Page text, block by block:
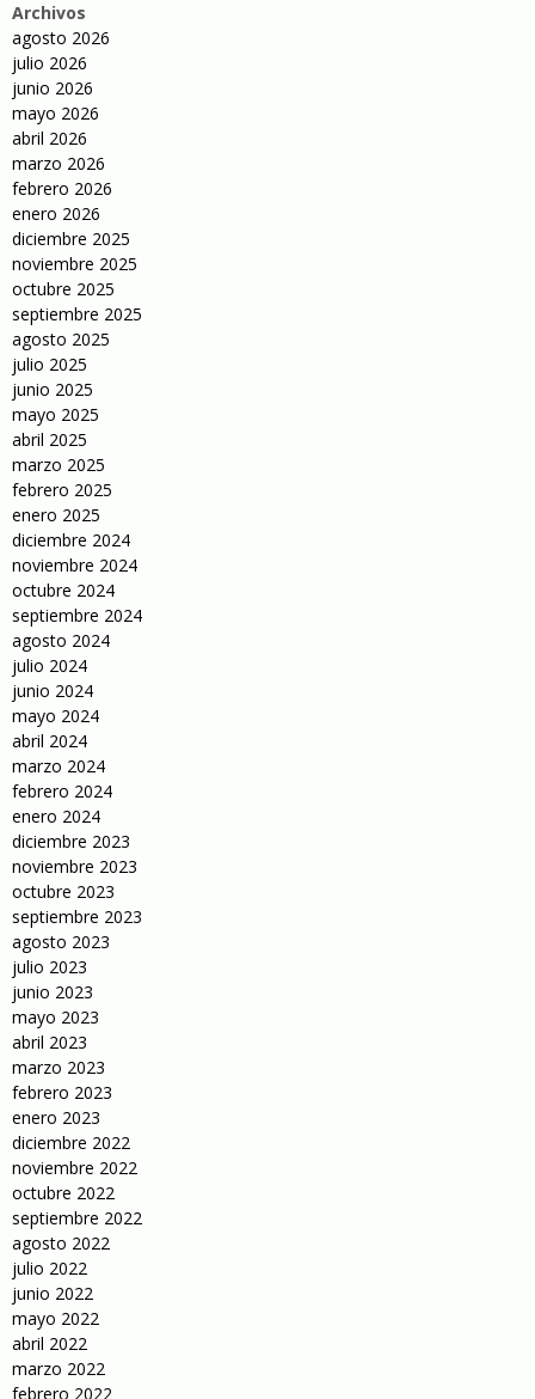
Archivos
agosto 2026
julio 2026
junio 2026
mayo 2026
abril 2026
marzo 2026
febrero 2026
enero 2026
diciembre 2025
noviembre 2025
octubre 2025
septiembre 2025
agosto 2025
julio 2025
junio 2025
mayo 2025
abril 2025
marzo 2025
febrero 2025
enero 2025
diciembre 2024
noviembre 2024
octubre 2024
septiembre 2024
agosto 2024
julio 2024
junio 2024
mayo 2024
abril 2024
marzo 2024
febrero 2024
enero 2024
diciembre 2023
noviembre 2023
octubre 2023
septiembre 2023
agosto 2023
julio 2023
junio 2023
mayo 2023
abril 2023
marzo 2023
febrero 2023
enero 2023
diciembre 2022
noviembre 2022
octubre 2022
septiembre 2022
agosto 2022
julio 2022
junio 2022
mayo 2022
abril 2022
marzo 2022
febrero 2022